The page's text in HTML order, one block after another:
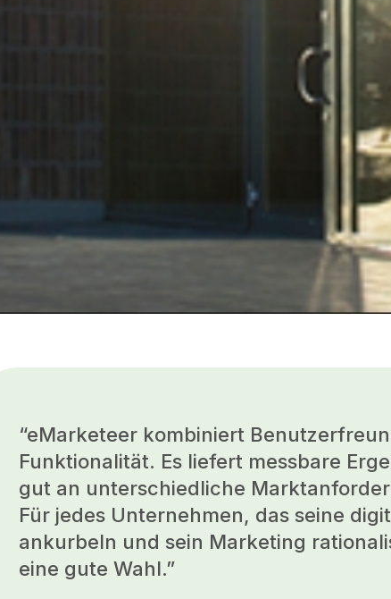
“eMarketeer kombiniert
Funktionalität. Es liefert messbare
gut an unterschiedliche
Für jedes Unternehmen, das seine
ankurbeln und sein Marketing
eine gute Wahl.”